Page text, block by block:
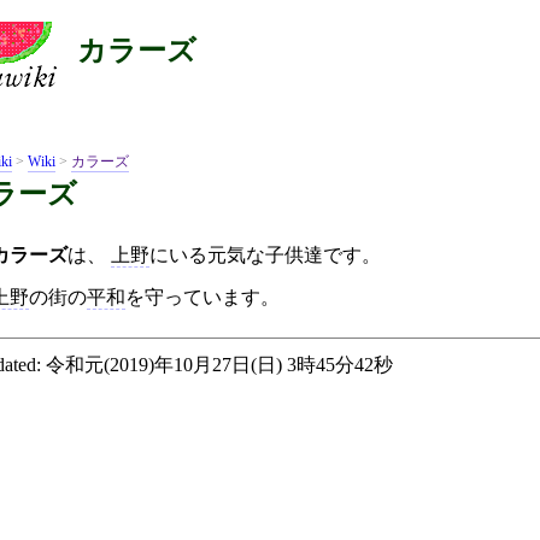
カラーズ
> Wiki > カラーズ
ーズ
ラーズは、 上野にいる元気な子供達です。
野の街の平和を守っています。
令和元(2019)年10月27日(日) 3時45分42秒